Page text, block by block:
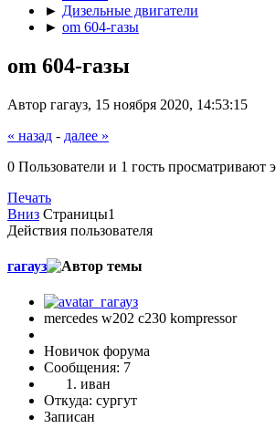
► Дизельные двигатели
► om 604-газы
om 604-газы
Автор гагауз, 15 ноября 2020, 14:53:15
« назад - далее »
0 Пользователи и 1 гость просматривают
Печать
Вниз Страницы1
Действия пользователя
гагауз
mercedes w202 с230 kompressor
Новичок форума
Сообщения: 7
иван
Откуда: сургут
Записан